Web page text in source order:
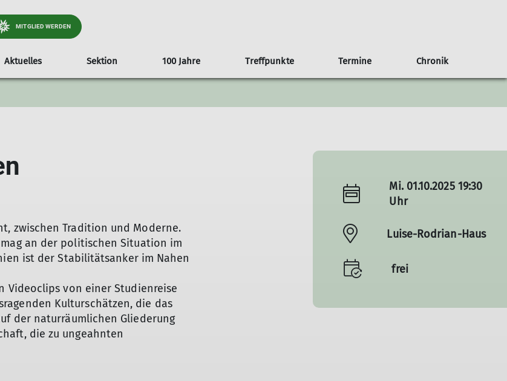
MITGLIED WERDEN
Aktuelles Sektion
Formulare/Dokumente Vermietung Anfahrt Der Rotenfels
100 Jahre
Vortrag Heinz Zack Fotowettbewerb/Kalender Weitere Veranstaltungen
Treffpunkte Termine Chronik
Alpinathlon 2018 25 Jahre Luise Rodrian Haus 75 Jahre Sektion Nahegau
zwischen Tradition und Moderne.
an der politischen Situation im
ist der Stabilitätsanker im Nahen
Videoclips von einer Studienreise
Kulturschätzen, die das
der naturräumlichen Gliederung
die zu ungeahnten
Mi. 01.10.2025 19:30
Uhr
Luise-Rodrian-Haus
frei